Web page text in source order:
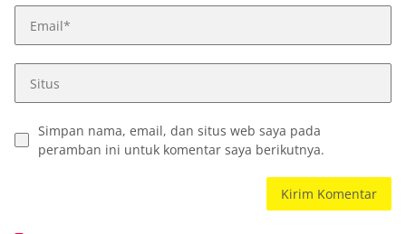
Simpan nama, email, dan situs web saya pada
peramban ini untuk komentar saya berikutnya.